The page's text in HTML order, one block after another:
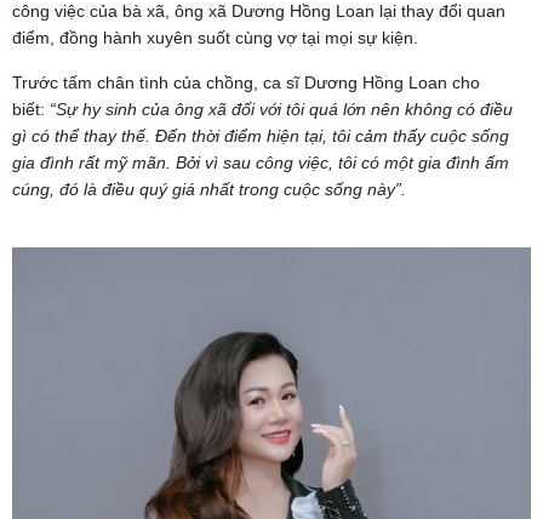
công việc của bà xã, ông xã Dương Hồng Loan lại thay đổi quan
điểm, đồng hành xuyên suốt cùng vợ tại mọi sự kiện.
Trước tấm chân tình của chồng, ca sĩ Dương Hồng Loan cho
biết: “Sự hy sinh của ông xã đối với tôi quá lớn nên không có điều
gì có thể thay thế. Đến thời điểm hiện tại, tôi cảm thấy cuộc sống
gia đình rất mỹ mãn. Bởi vì sau công việc, tôi có một gia đình ấm
cúng, đó là điều quý giá nhất trong cuộc sống này”.